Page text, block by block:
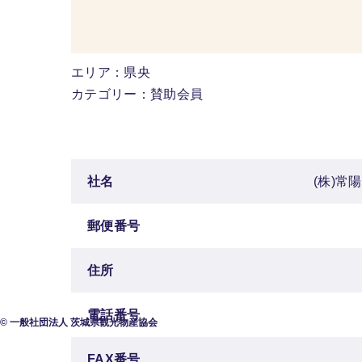
エリア：県央
カテゴリー：賛助会員
社名 (株)常
郵便番号
住所
電話番号
© 一般社団法人 茨城県観光物産協会